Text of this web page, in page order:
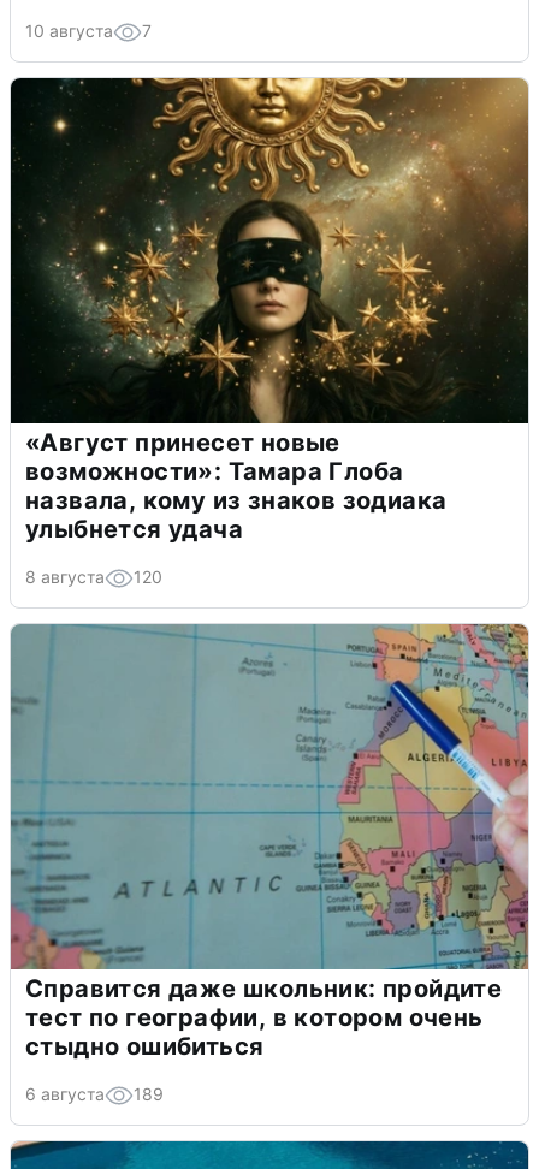
10 августа 7
«Август принесет новые
возможности»: Тамара Глоба
назвала, кому из знаков зодиака
улыбнется удача
8 августа 120
Справится даже школьник: пройдите
тест по географии, в котором очень
стыдно ошибиться
6 августа 189